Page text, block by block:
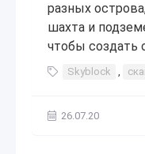
разных
шахта и
чтобы создать
Skyblock ,
26.07.20